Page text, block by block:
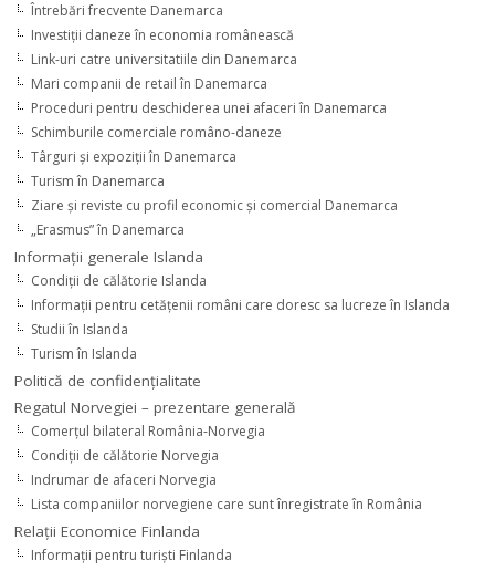
Întrebări frecvente Danemarca
Investiţii daneze în economia românească
Link-uri catre universitatiile din Danemarca
Mari companii de retail în Danemarca
Proceduri pentru deschiderea unei afaceri în Danemarca
Schimburile comerciale româno-daneze
Târguri şi expoziţii în Danemarca
Turism în Danemarca
Ziare şi reviste cu profil economic şi comercial Danemarca
„Erasmus” în Danemarca
Informaţii generale Islanda
Condiţii de călătorie Islanda
Informaţii pentru cetăţenii români care doresc sa lucreze în Islanda
Studii în Islanda
Turism în Islanda
Politică de confidențialitate
Regatul Norvegiei – prezentare generală
Comerţul bilateral România-Norvegia
Condiții de călătorie Norvegia
Indrumar de afaceri Norvegia
Lista companiilor norvegiene care sunt înregistrate în România
Relaţii Economice Finlanda
Informaţii pentru turişti Finlanda